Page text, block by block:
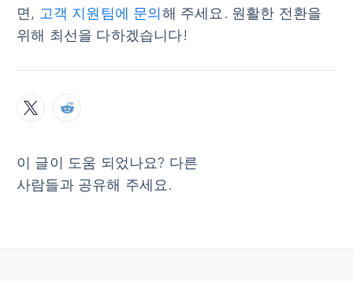
면, 고객 지원팀에 문의해 주세요. 원활한 전환을
위해 최선을 다하겠습니다!
이 글이 도움 되었나요? 다른
사람들과 공유해 주세요.